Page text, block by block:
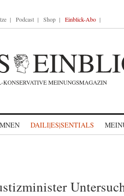
Podcast Shop Einblick-Abo
DAILI|ES|SENTIALS